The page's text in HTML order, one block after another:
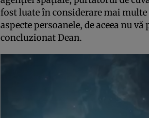
fost luate în considerare mai multe
aspecte persoanele, de aceea nu
concluzionat Dean.